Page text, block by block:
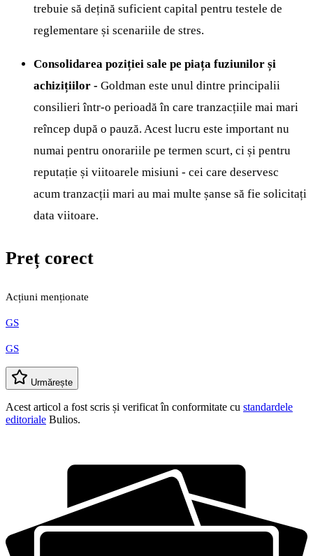
trebuie să dețină suficient capital pentru testele de
reglementare și scenariile de stres.
Consolidarea poziției sale pe piața fuziunilor și
achizițiilor - Goldman este unul dintre principalii
consilieri într-o perioadă în care tranzacțiile mai mari
reîncep după o pauză. Acest lucru este important nu
numai pentru onorariile pe termen scurt, ci și pentru
reputație și viitoarele misiuni - cei care deservesc
acum tranzacții mari au mai multe șanse să fie solicitați
data viitoare.
Preț corect
Acțiuni menționate
GS
GS
Urmărește
Acest articol a fost scris și verificat în conformitate cu standardele
editoriale Bulios.